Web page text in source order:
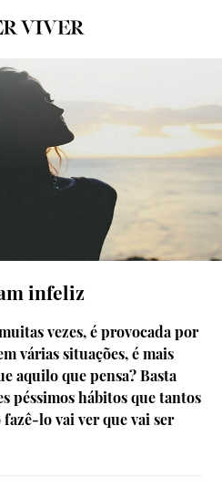
infeliz
vezes, é provocada por
várias situações, é mais
aquilo que pensa? Basta
péssimos hábitos que tantos
lo vai ver que vai ser